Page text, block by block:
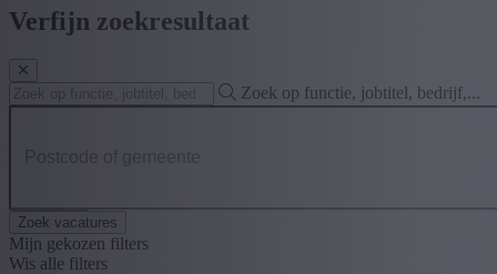
Verfijn zoekresultaat
Zoek op functie, jobtitel, bedrijf,...
Zoek vacatures
Mijn gekozen filters
Wis alle filters